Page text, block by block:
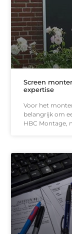
Screen
expertise
Voor het
belangrijk om
HBC Montage,